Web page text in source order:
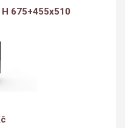
675+455x510